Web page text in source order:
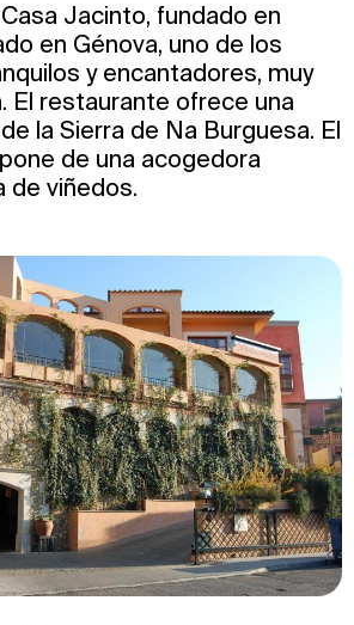
Jacinto, fundado en
en Génova, uno de los
y encantadores, muy
El restaurante ofrece una
la Sierra de Na Burguesa. El
de una acogedora
de viñedos.